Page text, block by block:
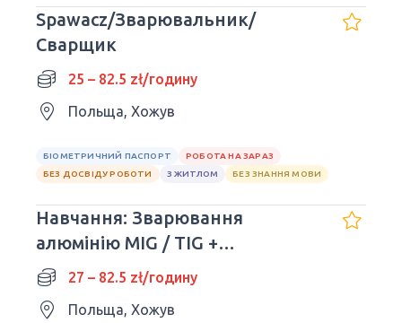
Spawacz/Зварювальник/
Сварщик
25 – 82.5 zł/годину
Польща, Хожув
БІОМЕТРИЧНИЙ ПАСПОРТ
РОБОТА НА ЗАРАЗ
БЕЗ ДОСВІДУ РОБОТИ
З ЖИТЛОМ БЕЗ ЗНАННЯ МОВИ
Навчання: Зварювання
алюмінію MIG / TIG +
Можливість працювати!
27 – 82.5 zł/годину
Польща, Хожув